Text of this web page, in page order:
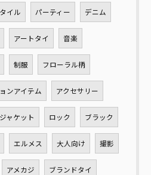
イル パーティー デニム
アートタイ 音楽
制服 フローラル柄
ンアイテム アクセサリー
ャケット ロック ブラック
エルメス 大人向け 撮影
アメカジ ブランドタイ